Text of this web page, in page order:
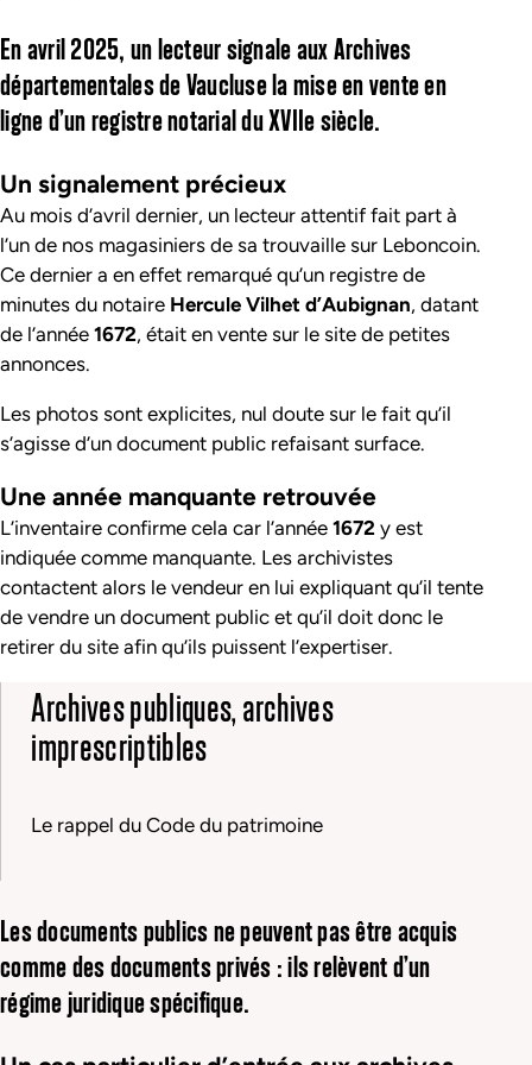
En avril 2025, un lecteur signale aux Archives
départementales de Vaucluse la mise en vente en
ligne d’un registre notarial du XVIIe siècle.
Un signalement précieux
Au mois d’avril dernier, un lecteur attentif fait part à
l’un de nos magasiniers de sa trouvaille sur Leboncoin.
Ce dernier a en effet remarqué qu’un registre de
minutes du notaire Hercule Vilhet d’Aubignan, datant
de l’année 1672, était en vente sur le site de petites
annonces.
Les photos sont explicites, nul doute sur le fait qu’il
s’agisse d’un document public refaisant surface.
Une année manquante retrouvée
L’inventaire confirme cela car l’année 1672 y est
indiquée comme manquante. Les archivistes
contactent alors le vendeur en lui expliquant qu’il tente
de vendre un document public et qu’il doit donc le
retirer du site afin qu’ils puissent l’expertiser.
Archives publiques, archives
imprescriptibles
Le rappel du Code du patrimoine
Les documents publics ne peuvent pas être acquis
comme des documents privés : ils relèvent d’un
régime juridique spécifique.